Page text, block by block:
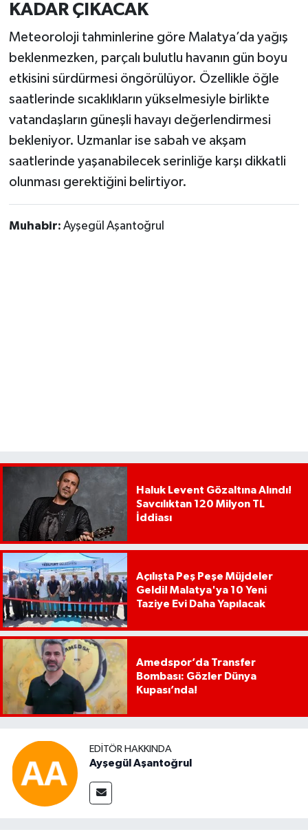
KADAR ÇIKACAK
Meteoroloji tahminlerine göre Malatya’da yağış
beklenmezken, parçalı bulutlu havanın gün boyu
etkisini sürdürmesi öngörülüyor. Özellikle öğle
saatlerinde sıcaklıkların yükselmesiyle birlikte
vatandaşların güneşli havayı değerlendirmesi
bekleniyor. Uzmanlar ise sabah ve akşam
saatlerinde yaşanabilecek serinliğe karşı dikkatli
olunması gerektiğini belirtiyor.
Muhabir: Ayşegül Aşantoğrul
Haluk Levent Gözaltına Alındı!
Savcılıktan 120 Milyon TL
İddiası
Açılışta Peş Peşe Müjdeler
Geldi! Malatya'ya 10 Yeni
Taziye Evi Daha Yapılacak
Amedspor’da Transfer
Bombası: Gözler Dünya
Kupası’nda!
EDITÖR HAKKINDA
Ayşegül Aşantoğrul